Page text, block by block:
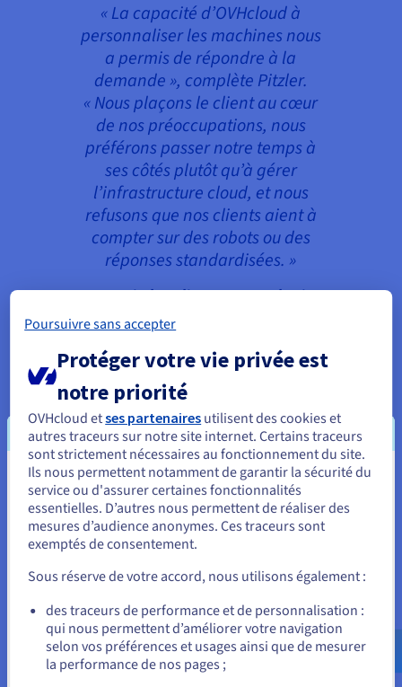
« La capacité d’OVHcloud à
personnaliser les machines nous
a permis de répondre à la
demande », complète Pitzler.
« Nous plaçons le client au cœur
de nos préoccupations, nous
préférons passer notre temps à
ses côtés plutôt qu’à gérer
l’infrastructure cloud, et nous
refusons que nos clients aient à
compter sur des robots ou des
réponses standardisées. »
Jesse Pitzler, directeur marketing
Les attaques DDoS restent une préoccupation
constante, certains jeux étant particulièrement
ciblés. «Les dispositifs de sécurité d’OVHcloud
en complément des nôtres, sont la cerise sur le
gâteau », indique Tomlinson. « Ils renforcent la
confiance avec nos clients », ajoute Pitzler.
Vous semblez être localisé en États-
Unis.
Pour commander, rendez-vous sur le site de votre pays (États-
Allez sur le site États-Unis
us.ovhcloud.com/
Anglais USD - $
ou
Poursuivre sans accepter
Protéger votre vie privée est
notre priorité
OVHcloud etses partenaires utilisent des cookies et
autres traceurs sur notre site internet. Certains traceurs
sont strictement nécessaires au fonctionnement du site.
Ils nous permettent notamment de garantir la sécurité du
service ou d'assurer certaines fonctionnalités
essentielles. D’autres nous permettent de réaliser des
mesures d’audience anonymes. Ces traceurs sont
exemptés de consentement.
Sous réserve de votre accord, nous utilisons également :
des traceurs de performance et de personnalisation :
qui nous permettent d’améliorer votre navigation
selon vos préférences et usages ainsi que de mesurer
la performance de nos pages ;